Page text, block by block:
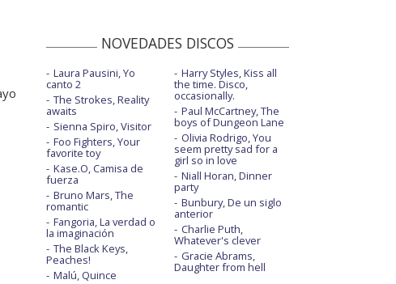
NOVEDADES DISCOS
Laura Pausini, Yo
canto 2
The Strokes, Reality
awaits
Sienna Spiro, Visitor
Foo Fighters, Your
favorite toy
Kase.O, Camisa de
fuerza
Bruno Mars, The
romantic
Fangoria, La verdad o
la imaginación
The Black Keys,
Peaches!
Malú, Quince
Harry Styles, Kiss all
the time. Disco,
occasionally.
Paul McCartney, The
boys of Dungeon Lane
Olivia Rodrigo, You
seem pretty sad for a
girl so in love
Niall Horan, Dinner
party
Bunbury, De un siglo
anterior
Charlie Puth,
Whatever's clever
Gracie Abrams,
Daughter from hell